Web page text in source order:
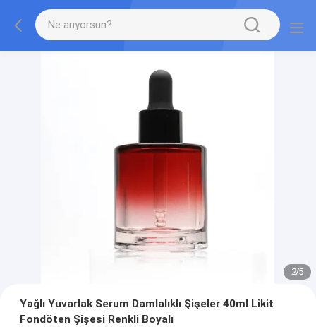
2/5
Yağlı Yuvarlak Serum Damlalıklı Şişeler 40ml Likit
Fondöten Şişesi Renkli Boyalı